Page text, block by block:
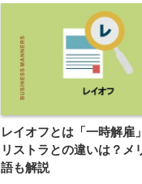
レイオフとは「一時解雇
リストラとの違いは？メ
語も解説